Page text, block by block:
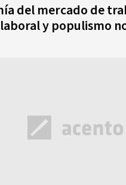
del mercado de
y populismo